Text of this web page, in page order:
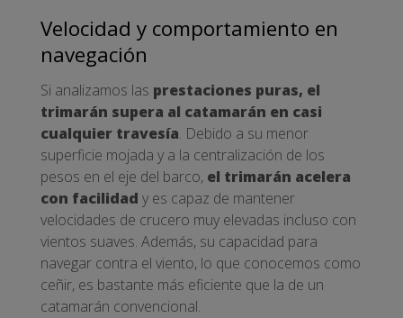
Velocidad y comportamiento en
navegación
Si analizamos las prestaciones puras, el
trimarán supera al catamarán en casi
cualquier travesía. Debido a su menor
superficie mojada y a la centralización de los
pesos en el eje del barco, el trimarán acelera
con facilidad y es capaz de mantener
velocidades de crucero muy elevadas incluso con
vientos suaves. Además, su capacidad para
navegar contra el viento, lo que conocemos como
ceñir, es bastante más eficiente que la de un
catamarán convencional.